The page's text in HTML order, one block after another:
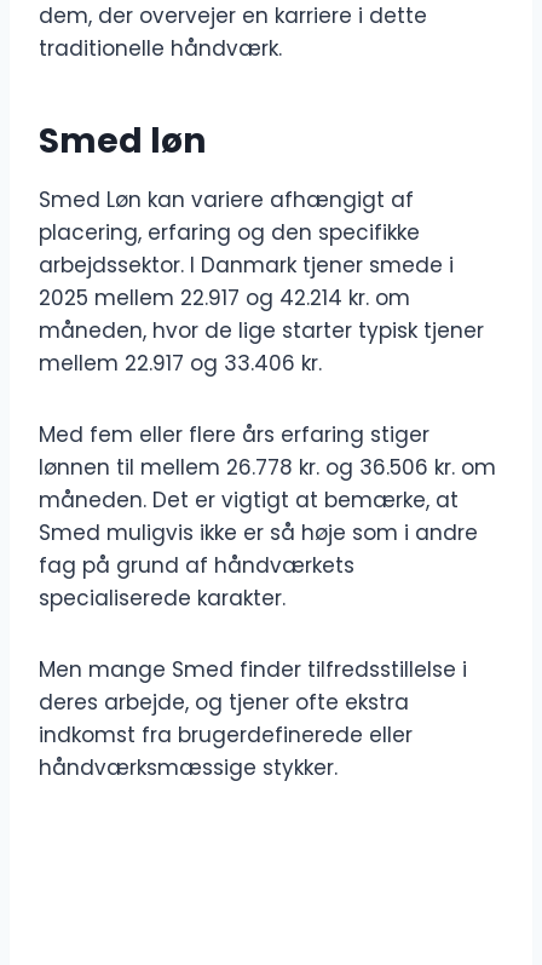
dem, der overvejer en karriere i dette
traditionelle håndværk.
Smed løn
Smed Løn kan variere afhængigt af
placering, erfaring og den specifikke
arbejdssektor. I Danmark tjener smede i
2025 mellem 22.917 og 42.214 kr. om
måneden, hvor de lige starter typisk tjener
mellem 22.917 og 33.406 kr.
Med fem eller flere års erfaring stiger
lønnen til mellem 26.778 kr. og 36.506 kr. om
måneden. Det er vigtigt at bemærke, at
Smed muligvis ikke er så høje som i andre
fag på grund af håndværkets
specialiserede karakter.
Men mange Smed finder tilfredsstillelse i
deres arbejde, og tjener ofte ekstra
indkomst fra brugerdefinerede eller
håndværksmæssige stykker.